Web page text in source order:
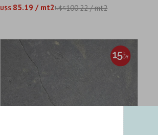
U$S 85.19 / mt2U$S100.22 / mt2